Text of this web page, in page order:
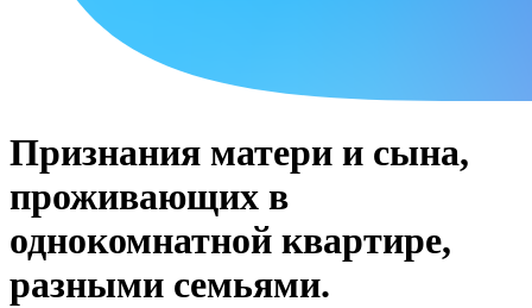
Признания матери и сына,
проживающих в
однокомнатной квартире,
разными семьями.